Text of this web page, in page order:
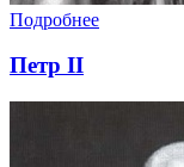
Подробнее
Петр II